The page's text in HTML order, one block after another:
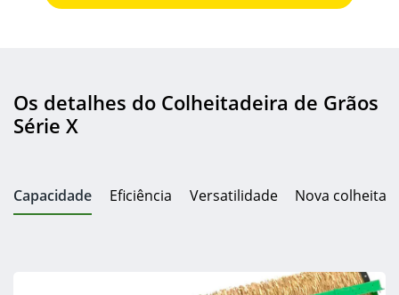
Os detalhes do Colheitadeira de Grãos
Série X
Capacidade Eficiência Versatilidade Nova